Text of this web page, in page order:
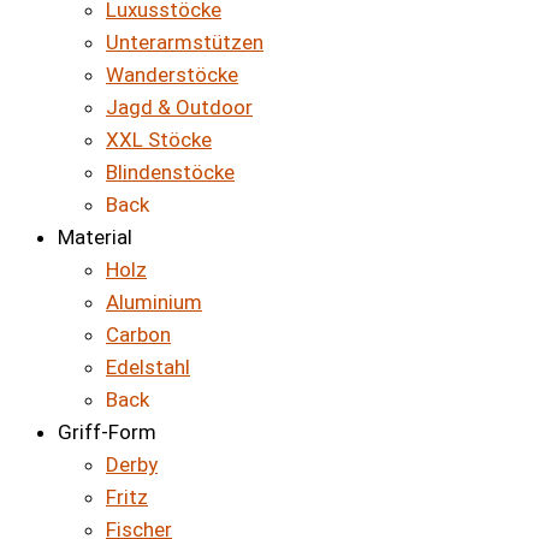
Luxusstöcke
Unterarmstützen
Wanderstöcke
Jagd & Outdoor
XXL Stöcke
Blindenstöcke
Back
Material
Holz
Aluminium
Carbon
Edelstahl
Back
Griff-Form
Derby
Fritz
Fischer